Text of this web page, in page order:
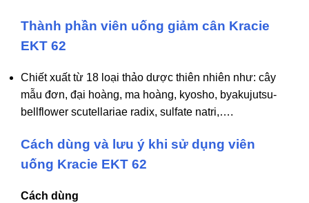
Thành phần viên uống giảm cân Kracie
EKT 62
Chiết xuất từ 18 loại thảo dược thiên nhiên như: cây
mẫu đơn, đại hoàng, ma hoàng, kyosho, byakujutsu-
bellflower scutellariae radix, sulfate natri,….
Cách dùng và lưu ý khi sử dụng viên
uống Kracie EKT 62
Cách dùng